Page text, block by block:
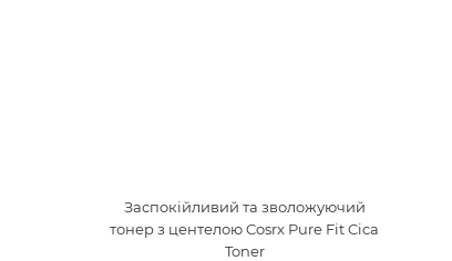
Заспокійливий та зволожуючий
тонер з центелоюCosrx Pure Fit Cica
Toner